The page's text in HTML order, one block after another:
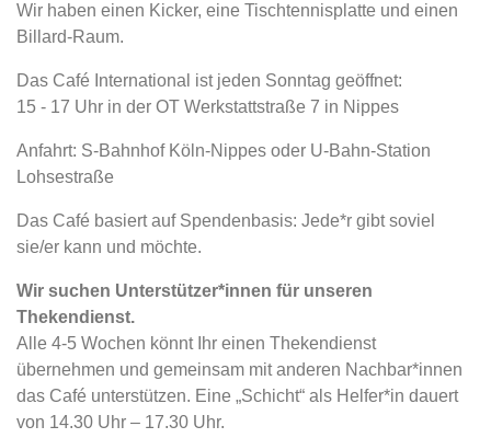
Wir haben einen Kicker, eine Tischtennisplatte und einen
Billard-Raum.
Das Café International ist jeden Sonntag geöffnet:
15 - 17 Uhr in der OT Werkstattstraße 7 in Nippes
Anfahrt: S-Bahnhof Köln-Nippes oder U-Bahn-Station
Lohsestraße
Das Café basiert auf Spendenbasis: Jede*r gibt soviel
sie/er kann und möchte.
Wir suchen Unterstützer*innen für unseren
Thekendienst.
Alle 4-5 Wochen könnt Ihr einen Thekendienst
übernehmen und gemeinsam mit anderen Nachbar*innen
das Café unterstützen. Eine „Schicht“ als Helfer*in dauert
von 14.30 Uhr – 17.30 Uhr.